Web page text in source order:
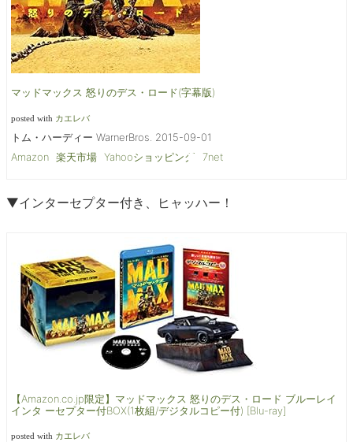
マッドマックス 怒りのデス・ロード(字幕版)
posted with カエレバ
トム・ハーディー WarnerBros. 2015-09-01
Amazon 楽天市場 Yahooショッピング 7net
▼インターセプター付き、ヒャッハー！
【Amazon.co.jp限定】マッドマックス 怒りのデス・ロード ブルーレイ
インタ ーセプター付BOX(1枚組/デジタルコピー付) [Blu-ray]
posted with カエレバ